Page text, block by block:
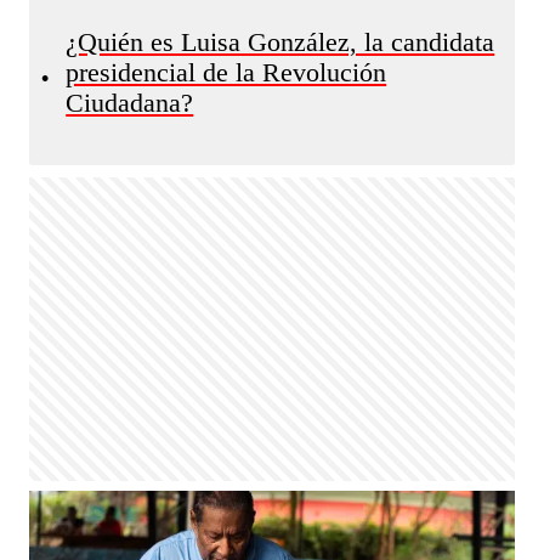
•
¿Quién es Luisa González, la candidata
presidencial de la Revolución
Ciudadana?